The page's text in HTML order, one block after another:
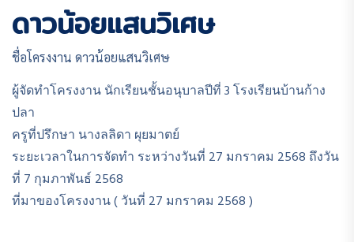
ดาวน้อยแสนวิเศษ
ชื่อโครงงาน ดาวน้อยแสนวิเศษ
ผู้จัดทำโครงงาน นักเรียนชั้นอนุบาลปีที่ 3 โรงเรียนบ้านก้าง
ปลา
ครูที่ปรึกษา นางลลิดา ผุยมาตย์
ระยะเวลาในการจัดทำ ระหว่างวันที่ 27 มกราคม 2568 ถึงวัน
ที่ 7 กุมภาพันธ์ 2568
ที่มาของโครงงาน ( วันที่ 27 มกราคม 2568 )